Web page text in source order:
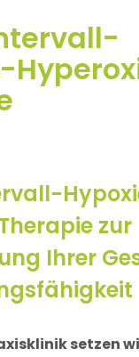
zur
Ihrer
setzen